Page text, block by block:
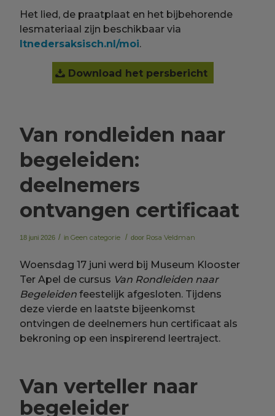
Het lied, de praatplaat en het bijbehorende
lesmateriaal zijn beschikbaar via
ltnedersaksisch.nl/moi.
Download het persbericht
Van rondleiden naar
begeleiden:
deelnemers
ontvangen certificaat
18 juni 2026 / inGeen categorie / door Rosa Veldman
Woensdag 17 juni werd bij Museum Klooster
Ter Apel de cursus Van Rondleiden naar
Begeleiden feestelijk afgesloten. Tijdens
deze vierde en laatste bijeenkomst
ontvingen de deelnemers hun certificaat als
bekroning op een inspirerend leertraject.
Van verteller naar
begeleider